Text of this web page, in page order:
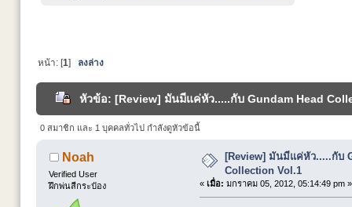
หน้า: [1] ลงล่าง
หัวข้อ: [Review] มันมีแค่หัว.....กับ Gundam Head
0 สมาชิก และ 1 บุคคลทั่วไป กำลังดูหัวข้อนี้
Noah
Verified User
ฝึกพ่นสีกระป๋อง
[Review] มันมีแค่หัว.....กับ
Collection Vol.1
« เมื่อ: มกราคม 05, 2012, 05:14:49 pm »